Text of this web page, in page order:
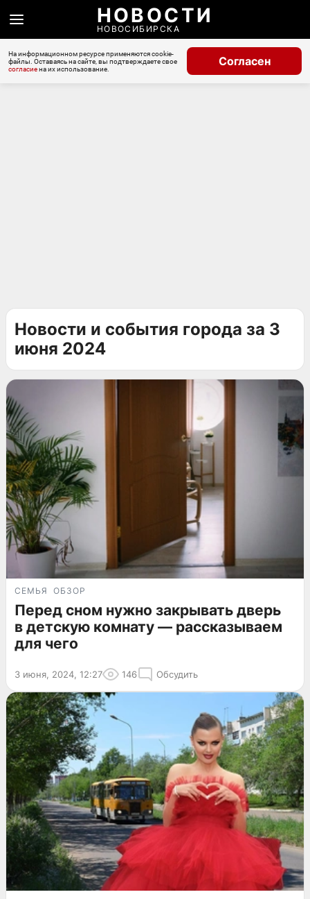
НОВОСТИ
НОВОСИБИРСКА
На информационном ресурсе применяются cookie-
файлы. Оставаясь на сайте, вы подтверждаете свое
согласиена их использование.
Согласен
Новости и события города за 3
июня 2024
СЕМЬЯ ОБЗОР
Перед сном нужно закрывать дверь
в детскую комнату — рассказываем
для чего
3 июня, 2024, 12:27 146 Обсудить